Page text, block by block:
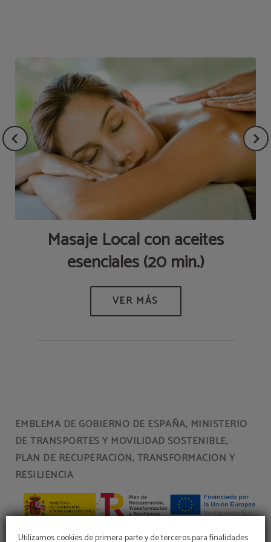
Utilizamos cookies de primera parte y de terceros para finalidades
Masaje Local con aceites
esenciales (20 min.)
EMBLEMA DE GOBIERNO DE ESPAÑA, MINISTERIO
DE TRANSPORTES Y MOVILIDAD SOSTENIBLE,
PLAN DE RECUPERACIÓN, TRANSFORMACIÓN Y
RESILIENCIA